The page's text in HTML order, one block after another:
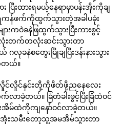
းထားရမယ့်နေရာမှာပန်းအိုးကိုချ
ဖက်ကိုထွက်သွားတဲ့အခါပခုံး
ကဝဲခနဲဖြထွက်သွားပြီးကားစွင့်
းတက်တလုံးဆင်းသွားတာ
ခနဲစတွေးမြိုချပြီးဒန်းနားသွား
တယ်။
င်လှိုင်နှင်းတို့ကိုဖိတ်ဖို့ညနေလေး
ခဲ့တယ်။ ခြံတံခါးဖွင့်ပြီးခြံထဲဝင်
အိမ်ထဲကိုကျနော်ဝင်လာခဲ့တယ်။
းသမီးတော့သူ့အမအိမ်သွားတာ